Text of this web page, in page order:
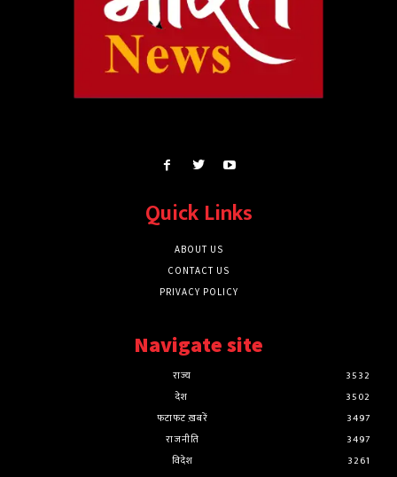
Quick Links
ABOUT US
CONTACT US
PRIVACY POLICY
Navigate site
राज्य
3532
देश
3502
फटाफट ख़बरें
3497
राजनीति
3497
विदेश
3261